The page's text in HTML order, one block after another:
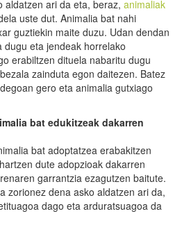
aldatzen ari da eta, beraz, animaliak
uste dut. Animalia bat nahi
guztiekin maite duzu. Udan dendan
eta jendeak horrelako
erabiltzen dituela nabaritu dugu
zainduta egon daitezen. Batez
gero eta animalia gutxiago
bat edukitzeak dakarren
bat adoptatzea erabakitzen
dute adopzioak dakarren
garrantzia ezagutzen baitute.
zorionez dena asko aldatzen ari da,
dago eta arduratsuagoa da